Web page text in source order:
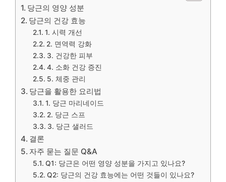
당근의 영양 성분
당근의 건강 효능
1. 시력 개선
2. 면역력 강화
3. 건강한 피부
4. 소화 건강 증진
5. 체중 관리
당근을 활용한 요리법
1. 당근 마리네이드
2. 당근 스프
3. 당근 샐러드
결론
자주 묻는 질문 Q&A
Q1: 당근은 어떤 영양 성분을 가지고 있나요?
Q2: 당근의 건강 효능에는 어떤 것들이 있나요?